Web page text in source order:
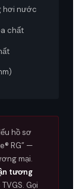
hơi nước
chất
hồ sơ
RG” —
mại.
tương
Gọi